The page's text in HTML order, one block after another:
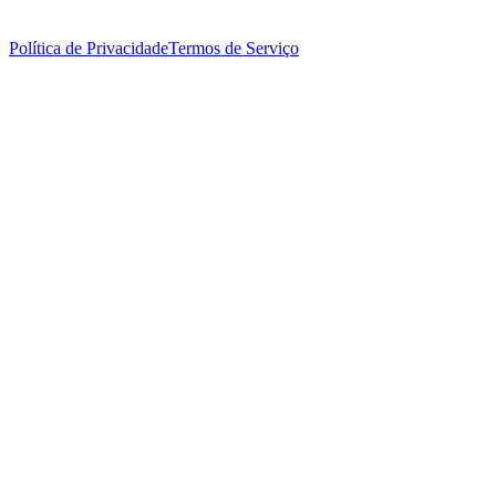
Política de PrivacidadeTermos de Serviço